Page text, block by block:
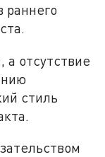
раннего
отсутствие
стиль